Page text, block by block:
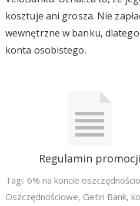
kosztuje ani grosza. Nie
wewnętrzne w banku,
konta osobistego.
Regulamin promocji
Tagi: 6% na koncie
Oszczędnościowe, Getin Bank,